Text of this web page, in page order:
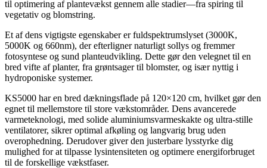
til optimering af plantevækst gennem alle stadier—fra spiring til
vegetativ og blomstring.
Et af dens vigtigste egenskaber er fuldspektrumslyset (3000K,
5000K og 660nm), der efterligner naturligt sollys og fremmer
fotosyntese og sund planteudvikling. Dette gør den velegnet til en
bred vifte af planter, fra grøntsager til blomster, og især nyttig i
hydroponiske systemer.
KS5000 har en bred dækningsflade på 120×120 cm, hvilket gør den
egnet til mellemstore til store vækstområder. Dens avancerede
varmeteknologi, med solide aluminiumsvarmeskakte og ultra-stille
ventilatorer, sikrer optimal afkøling og langvarig brug uden
overophedning. Derudover giver den justerbare lysstyrke dig
mulighed for at tilpasse lysintensiteten og optimere energiforbruget
til de forskellige vækstfaser.